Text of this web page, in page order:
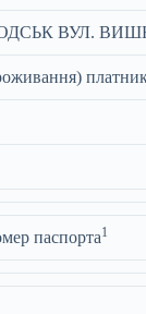
ВУЛ.
паспорта1